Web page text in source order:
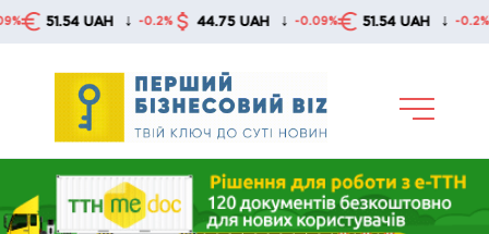
Skip
51.54 UAH ↓ -0.2% 44.75 UAH ↓ -0.09% 51.54 UAH ↓ -0.2%